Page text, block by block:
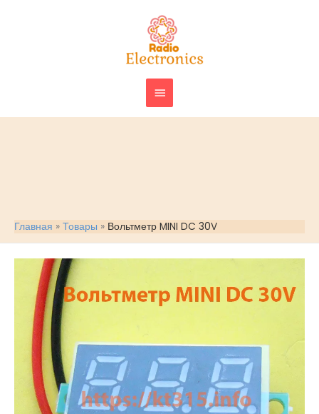
ГЛАВНОЕ
МЕНЮ
Главная Товары Вольтметр MINI DC 30V